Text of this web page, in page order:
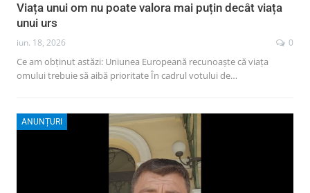
Viața unui om nu poate valora mai puțin decât viața
unui urs
iun. 18, 2026 0
Ce am obținut astăzi: Uniunea Europeană recunoaște că viața
omului trebuie să aibă prioritate În cadrul votului de…
ANUNȚURI